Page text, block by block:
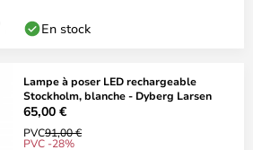
En stock
Lampe à poser LED rechargeable
Stockholm, blanche - Dyberg Larsen
65,00 €
PVC91,00 €
PVC -28%